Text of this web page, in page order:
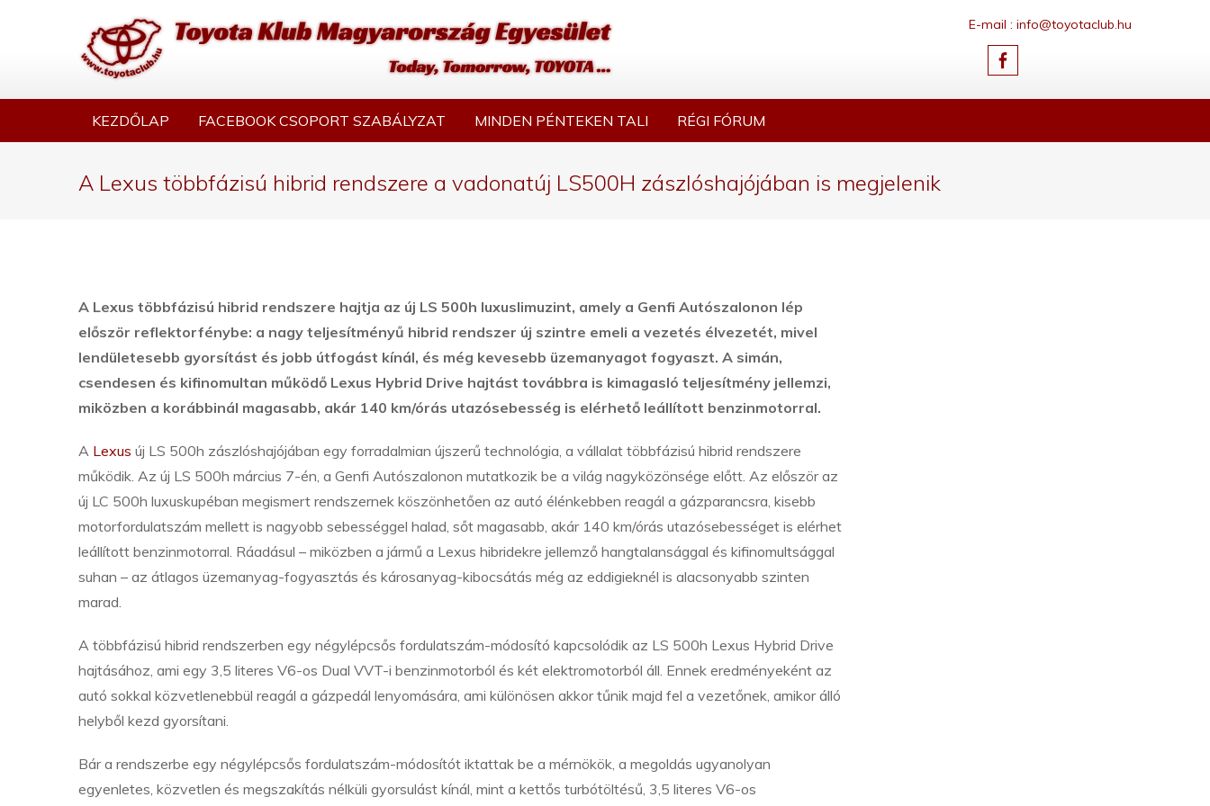
E-mail : info@toyotaclub.hu
KEZDŐLAP FACEBOOK CSOPORT SZABÁLYZAT MINDEN PÉNTEKEN TALI RÉGI FÓRUM
A Lexus többfázisú hibrid rendszere a vadonatúj LS500H zászlóshajójában is megjelenik
A Lexus többfázisú hibrid rendszere hajtja az új LS 500h luxuslimuzint, amely a Genfi Autószalonon lép
először reflektorfénybe: a nagy teljesítményű hibrid rendszer új szintre emeli a vezetés élvezetét, mivel
lendületesebb gyorsítást és jobb útfogást kínál, és még kevesebb üzemanyagot fogyaszt. A simán,
csendesen és kifinomultan működő Lexus Hybrid Drive hajtást továbbra is kimagasló teljesítmény jellemzi,
miközben a korábbinál magasabb, akár 140 km/órás utazósebesség is elérhető leállított benzinmotorral.
A Lexus új LS 500h zászlóshajójában egy forradalmian újszerű technológia, a vállalat többfázisú hibrid rendszere
működik. Az új LS 500h március 7-én, a Genfi Autószalonon mutatkozik be a világ nagyközönsége előtt. Az először az
új LC 500h luxuskupéban megismert rendszernek köszönhetően az autó élénkebben reagál a gázparancsra, kisebb
motorfordulatszám mellett is nagyobb sebességgel halad, sőt magasabb, akár 140 km/órás utazósebességet is elérhet
leállított benzinmotorral. Ráadásul – miközben a jármű a Lexus hibridekre jellemző hangtalansággal és kifinomultsággal
suhan – az átlagos üzemanyag-fogyasztás és károsanyag-kibocsátás még az eddigieknél is alacsonyabb szinten
marad.
A többfázisú hibrid rendszerben egy négylépcsős fordulatszám-módosító kapcsolódik az LS 500h Lexus Hybrid Drive
hajtásához, ami egy 3,5 literes V6-os Dual VVT-i benzinmotorból és két elektromotorból áll. Ennek eredményeként az
autó sokkal közvetlenebbül reagál a gázpedál lenyomására, ami különösen akkor tűnik majd fel a vezetőnek, amikor álló
helyből kezd gyorsítani.
Bár a rendszerbe egy négylépcsős fordulatszám-módosítót iktattak be a mérnökök, a megoldás ugyanolyan
egyenletes, közvetlen és megszakítás nélküli gyorsulást kínál, mint a kettős turbótöltésű, 3,5 literes V6-os